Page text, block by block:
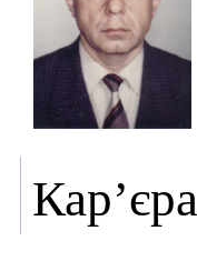
Кар’єра